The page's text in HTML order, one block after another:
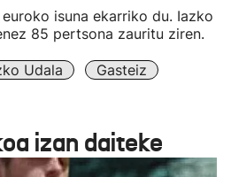
isuna ekarriko du. Iazko
85 pertsona zauritu ziren.
Udala Gasteiz
izan daiteke